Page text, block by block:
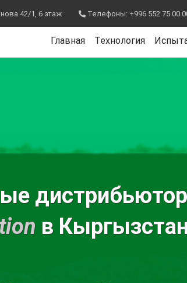
42/1, 6 этаж Телефоны: +996 552 75 00
Главная Технология
в